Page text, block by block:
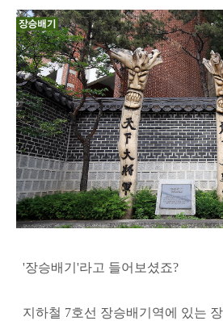
'장승배기'라고 들어보셨죠?
지하철 7호선 장승배기역에 있는